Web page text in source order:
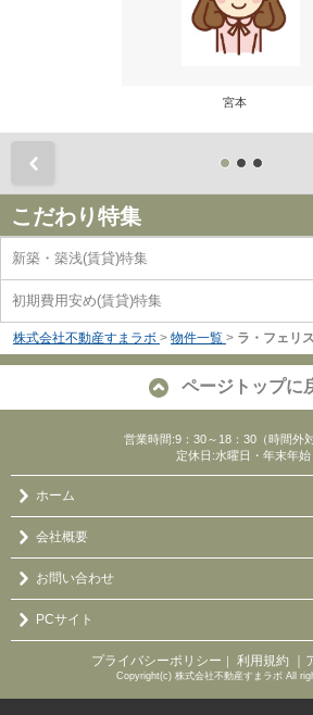
宮本
こだわり特集
新築・築浅(賃貸)特集
初期費用安め(賃貸)特集
株式会社不動産すまラボ > 物件一覧 > ラ・フェリ
ページトップに
営業時間:9：30～18：30（時間外
定休日:水曜日・年末年始
ホーム
会社概要
お問い合わせ
PCサイト
プライバシーポリシー 利用規約
Copyright(c) 株式会社不動産すまラボ All